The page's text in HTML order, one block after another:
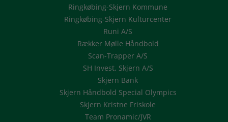
Ringkøbing-Skjern Kommune
Ringkøbing-Skjern Kulturcenter
Runi A/S
Rækker Mølle Håndbold
Scan-Trapper A/S
SH Invest, Skjern A/S
Skjern Bank
Skjern Håndbold Special Olympics
Skjern Kristne Friskole
Team Pronamic/JVR